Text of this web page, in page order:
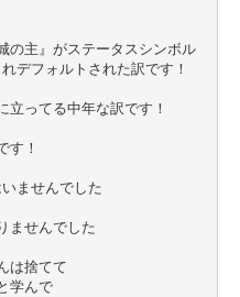
の主』がステータスシンボル
デフォルトされた訳です！
立ってる中年な訳です！
す！
ませんでした
ませんでした
は捨てて
学んで